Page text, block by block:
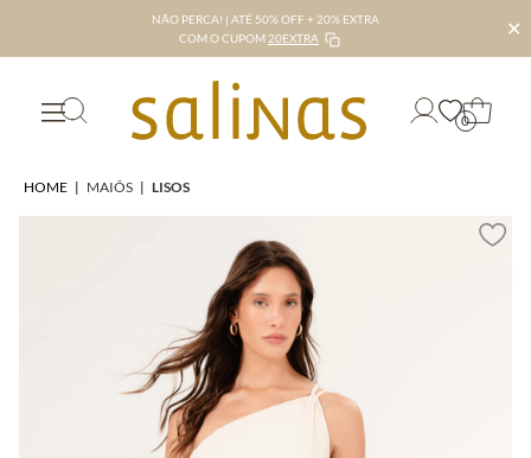
NÃO PERCA! | ATÉ 50% OFF + 20% EXTRA
COM O CUPOM 20EXTRA ✕
0
HOME | MAIÔS | LISOS